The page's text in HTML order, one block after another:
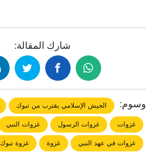
شارك المقالة:
وسوم: الجيش الإسلامي يقترب من تبوك
غزوات غزوات الرسول غزوات النبي
غزوات في عهد النبي غزوة غزوة تبوك